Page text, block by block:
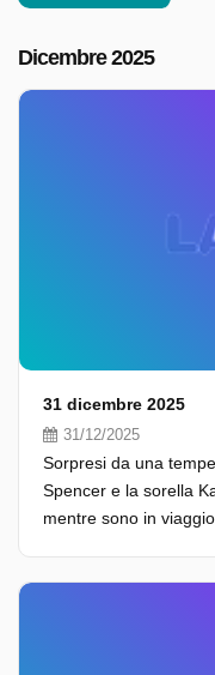
Dicembre 2025
31 dicembre 2025
31/12/2025
Sorpresi da una
Spencer e la sorella
mentre sono in